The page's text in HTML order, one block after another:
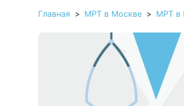
Главная МРТ в Москве МРТ в